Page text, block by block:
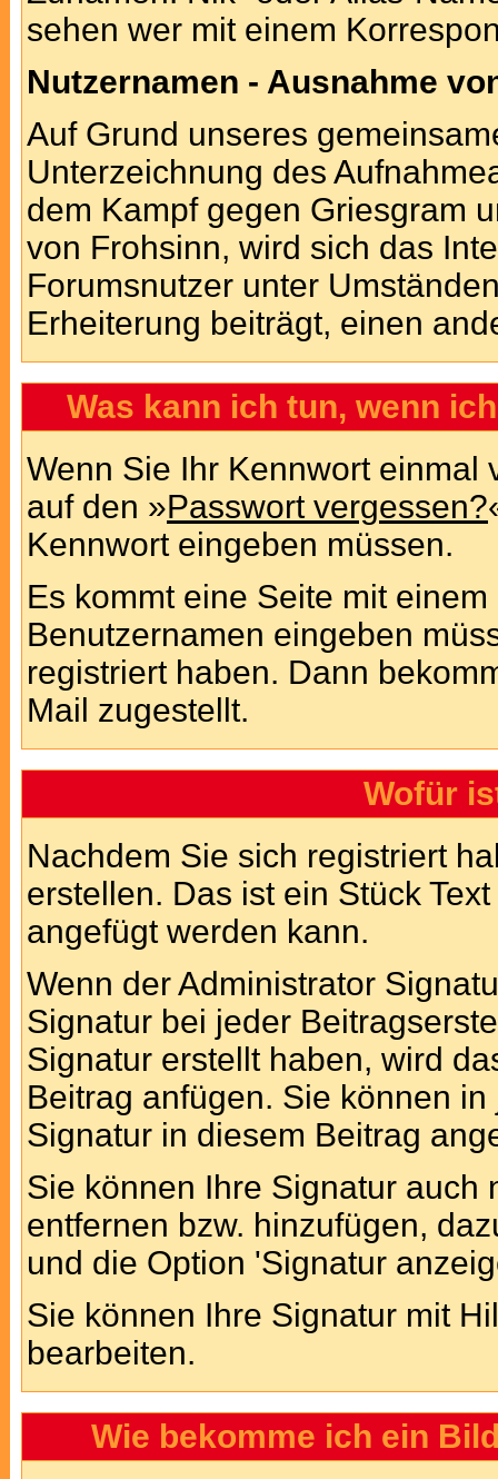
sehen wer mit einem
Nutzernamen - Ausnahme
Auf Grund unseres
Unterzeichnung des
dem Kampf gegen Griesgram
von Frohsinn, wird sich das
Forumsnutzer unter
Erheiterung beiträgt, einen
Was kann ich tun, wenn
Wenn Sie Ihr Kennwort einmal
auf den »Passwort vergessen?
Kennwort eingeben müssen.
Es kommt eine Seite mit
Benutzernamen eingeben
registriert haben. Dann
Mail zugestellt.
Wofür
Nachdem Sie sich registriert
erstellen. Das ist ein Stück
angefügt werden kann.
Wenn der Administrator
Signatur bei jeder
Signatur erstellt haben, wird
Beitrag anfügen. Sie können
Signatur in diesem Beitrag
Sie können Ihre Signatur auch
entfernen bzw. hinzufügen,
und die Option 'Signatur
Sie können Ihre Signatur mit
bearbeiten.
Wie bekomme ich ein